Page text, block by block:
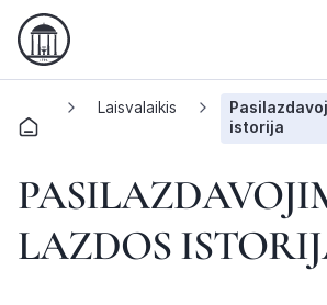
Laisvalaikis
istorija
LAZDOS